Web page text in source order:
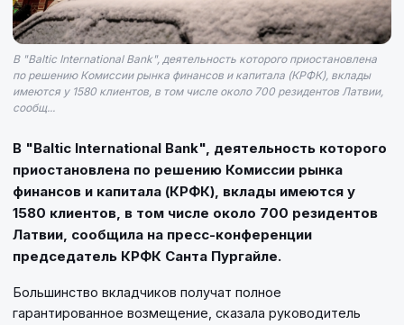
В "Baltic International Bank", деятельность которого приостановлена
по решению Комиссии рынка финансов и капитала (КРФК), вклады
имеются у 1580 клиентов, в том числе около 700 резидентов Латвии,
сообщ...
В "Baltic International Bank", деятельность которого
приостановлена по решению Комиссии рынка
финансов и капитала (КРФК), вклады имеются у
1580 клиентов, в том числе около 700 резидентов
Латвии, сообщила на пресс-конференции
председатель КРФК Санта Пургайле.
Большинство вкладчиков получат полное
гарантированное возмещение, сказала руководитель